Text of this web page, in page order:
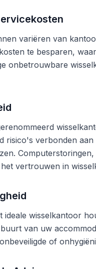
variëren van
te besparen,
onbetrouwbare
risico's verbonden
vertrouwen in
ideale wisselkantoor
van uw
of